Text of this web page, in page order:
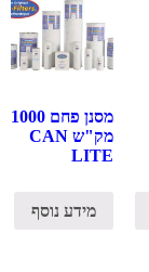
מסנן פחם 1000
מק"ש CAN
LITE
מידע נוסף